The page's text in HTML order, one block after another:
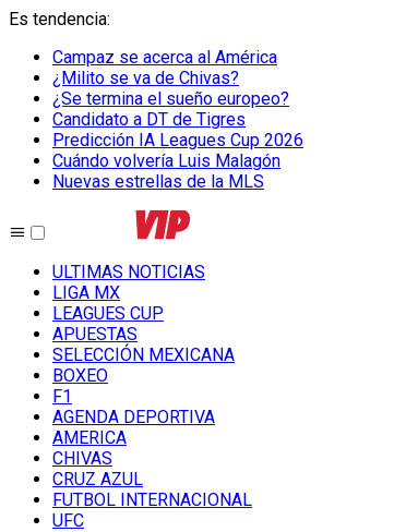
Es tendencia:
Campaz se acerca al América
¿Milito se va de Chivas?
¿Se termina el sueño europeo?
Candidato a DT de Tigres
Predicción IA Leagues Cup 2026
Cuándo volvería Luis Malagón
Nuevas estrellas de la MLS
ULTIMAS NOTICIAS
LIGA MX
LEAGUES CUP
APUESTAS
SELECCIÓN MEXICANA
BOXEO
F1
AGENDA DEPORTIVA
AMERICA
CHIVAS
CRUZ AZUL
FUTBOL INTERNACIONAL
UFC